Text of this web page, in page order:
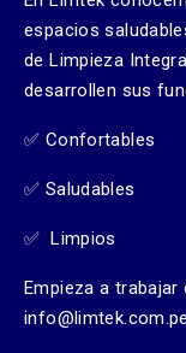
espacios
de Limpieza
desarrollen sus
✅ Confortables
✅ Saludables
✅ Limpios
Empieza a
info@limtek.com.pe